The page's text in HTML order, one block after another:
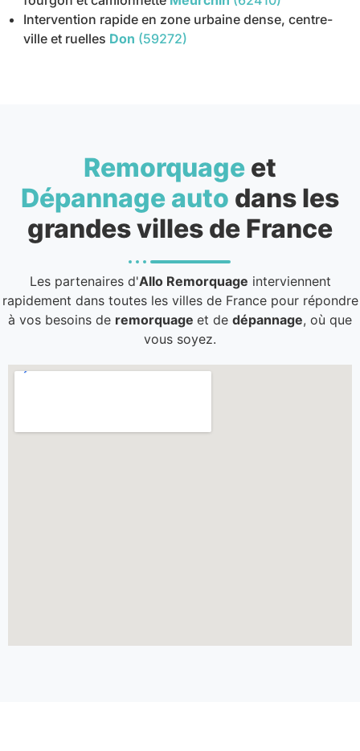
Intervention rapide en zone urbaine dense, centre-
ville et ruelles Don (59272)
Remorquage et
Dépannage auto dans les
grandes villes de France
Les partenaires d'Allo Remorquage interviennent
rapidement dans toutes les villes de France pour répondre
à vos besoins de remorquage et de dépannage, où que
vous soyez.